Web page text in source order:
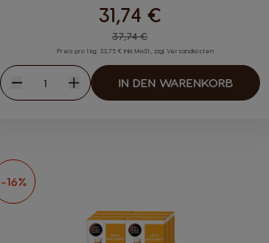
Regular Price
37,74 €
31,74 €
Preis pro 1 kg: 33,75 € inkl. MwSt., zzgl. Versandkosten
Abnahme
Menge
Zunahme
IN DEN WARENKORB
-16%